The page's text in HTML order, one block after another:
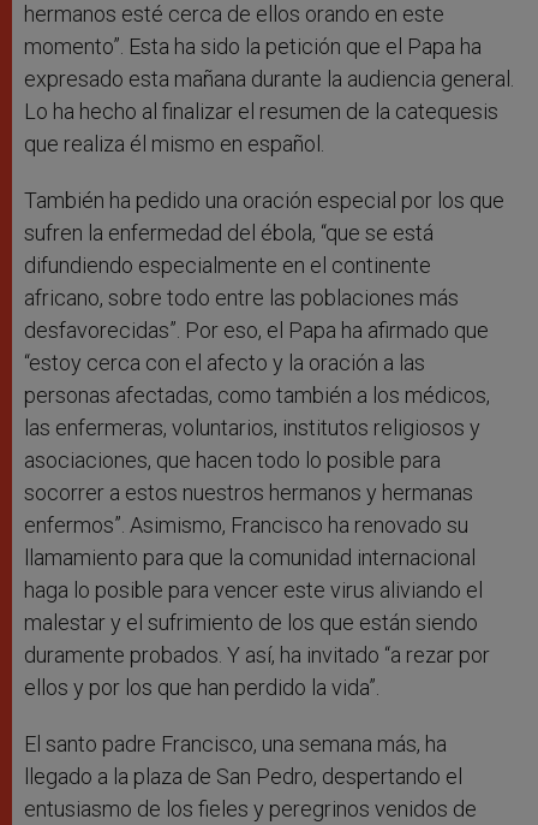
hermanos esté cerca de ellos orando en este
momento”. Esta ha sido la petición que el Papa ha
expresado esta mañana durante la audiencia general.
Lo ha hecho al finalizar el resumen de la catequesis
que realiza él mismo en español.
También ha pedido una oración especial por los que
sufren la enfermedad del ébola, “que se está
difundiendo especialmente en el continente
africano, sobre todo entre las poblaciones más
desfavorecidas”. Por eso, el Papa ha afirmado que
“estoy cerca con el afecto y la oración a las
personas afectadas, como también a los médicos,
las enfermeras, voluntarios, institutos religiosos y
asociaciones, que hacen todo lo posible para
socorrer a estos nuestros hermanos y hermanas
enfermos”. Asimismo, Francisco ha renovado su
llamamiento para que la comunidad internacional
haga lo posible para vencer este virus aliviando el
malestar y el sufrimiento de los que están siendo
duramente probados. Y así, ha invitado “a rezar por
ellos y por los que han perdido la vida”.
El santo padre Francisco, una semana más, ha
llegado a la plaza de San Pedro, despertando el
entusiasmo de los fieles y peregrinos venidos de